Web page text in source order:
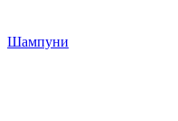
Шампуни